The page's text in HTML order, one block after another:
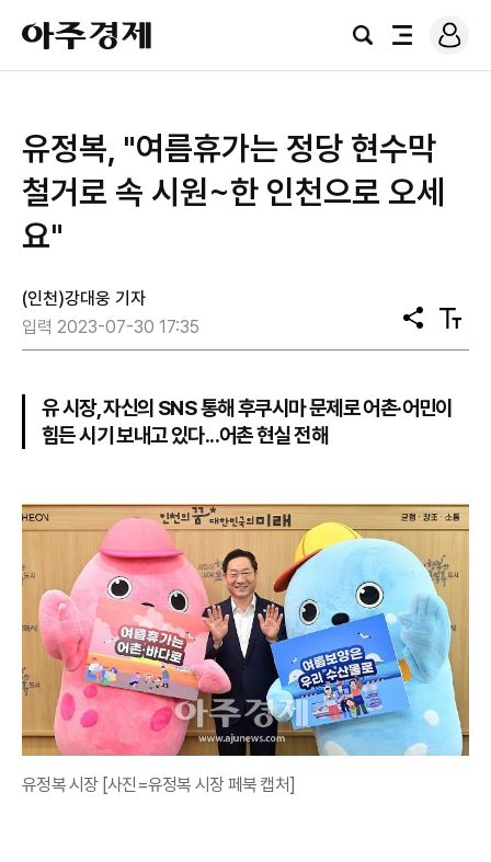
아
주
경
검
전
로
그
유정복, "여름휴가는 정당 현수막
철거로 속 시원~한 인천으로 오세
요"
(인천)강대웅 기자
입력 2023-07-30 17:35
공
유
텍
스
기
유 시장, 자신의 SNS 통해 후쿠시마 문제로 어촌·어민이
힘든 시기 보내고 있다...어촌 현실 전해
유정복 시장 [사진=유정복 시장 페북 캡처]